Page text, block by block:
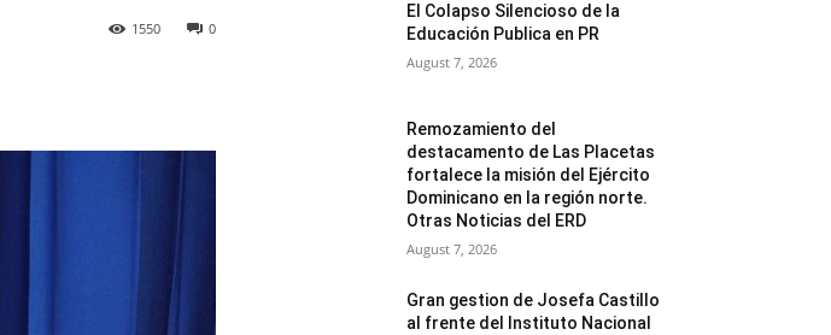
0
1550
El Colapso Silencioso de la
Educación Publica en PR
August 7, 2026
Remozamiento del
destacamento de Las Placetas
fortalece la misión del Ejército
Dominicano en la región norte.
Otras Noticias del ERD
August 7, 2026
Gran gestion de Josefa Castillo
al frente del Instituto Nacional